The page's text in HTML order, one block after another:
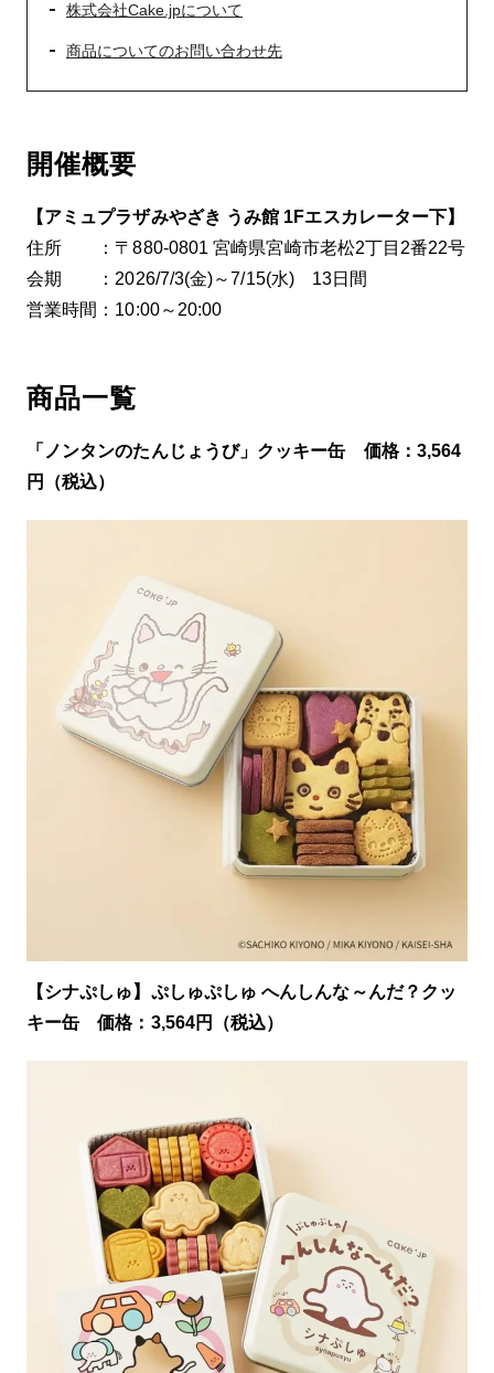
株式会社Cake.jpについて
商品についてのお問い合わせ先
開催概要
【アミュプラザみやざき うみ館 1Fエスカレーター下】
住所 ：〒880-0801 宮崎県宮崎市老松2丁目2番22号
会期 ：2026/7/3(金)～7/15(水) 13日間
営業時間：10:00～20:00
商品一覧
「ノンタンのたんじょうび」クッキー缶 価格：3,564
円（税込）
【シナぷしゅ】ぷしゅぷしゅ へんしんな～んだ？クッ
キー缶 価格：3,564円（税込）